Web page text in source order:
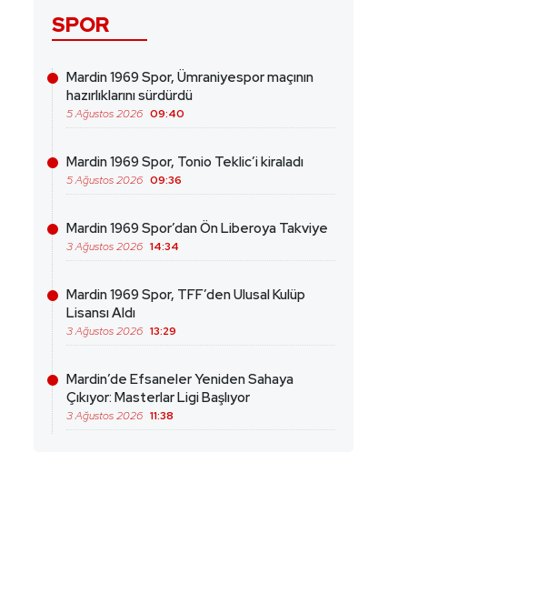
SPOR
Mardin 1969 Spor, Ümraniyespor maçının
hazırlıklarını sürdürdü
5 Ağustos 2026 09:40
Mardin 1969 Spor, Tonio Teklic’i kiraladı
5 Ağustos 2026 09:36
Mardin 1969 Spor’dan Ön Liberoya Takviye
3 Ağustos 2026 14:34
Mardin 1969 Spor, TFF’den Ulusal Kulüp
Lisansı Aldı
3 Ağustos 2026 13:29
Mardin’de Efsaneler Yeniden Sahaya
Çıkıyor: Masterlar Ligi Başlıyor
3 Ağustos 2026 11:38